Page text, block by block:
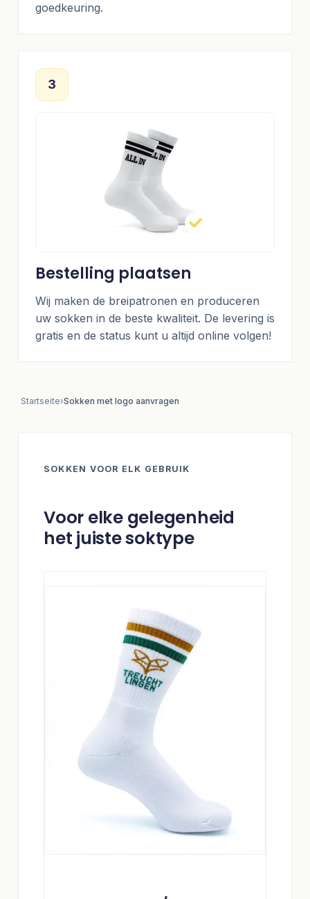
goedkeuring.
3
Bestelling plaatsen
Wij maken de breipatronen en produceren
uw sokken in de beste kwaliteit. De levering is
gratis en de status kunt u altijd online volgen!
Startseite›Sokken met logo aanvragen
SOKKEN VOOR ELK GEBRUIK
Voor elke gelegenheid
het juiste soktype